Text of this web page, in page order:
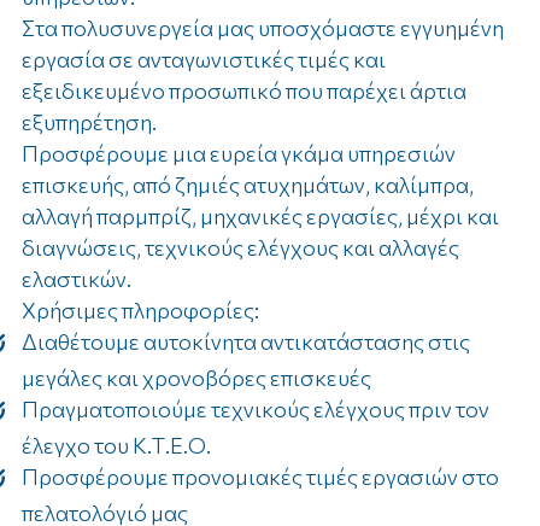
Στα πολυσυνεργεία μας υποσχόμαστε εγγυημένη
εργασία σε ανταγωνιστικές τιμές και
εξειδικευμένο προσωπικό που παρέχει άρτια
εξυπηρέτηση.
Προσφέρουμε μια ευρεία γκάμα υπηρεσιών
επισκευής, από ζημιές ατυχημάτων, καλίμπρα,
αλλαγή παρμπρίζ, μηχανικές εργασίες, μέχρι και
διαγνώσεις, τεχνικούς ελέγχους και αλλαγές
ελαστικών.
Χρήσιμες πληροφορίες:
Διαθέτουμε αυτοκίνητα αντικατάστασης στις
μεγάλες και χρονοβόρες επισκευές
Πραγματοποιούμε τεχνικούς ελέγχους πριν τον
έλεγχο του Κ.Τ.Ε.Ο.
Προσφέρουμε προνομιακές τιμές εργασιών στο
πελατολόγιό μας